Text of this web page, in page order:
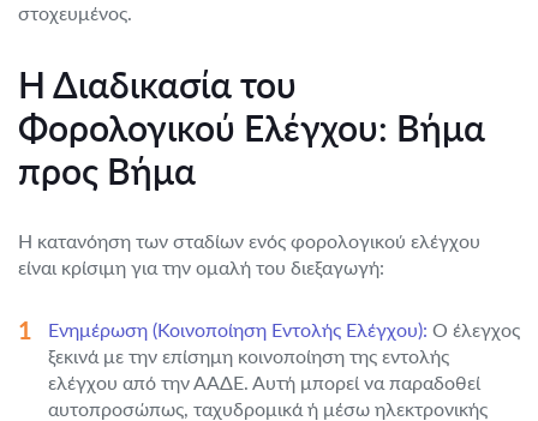
στοχευμένος.
Η Διαδικασία του
Φορολογικού Ελέγχου: Βήμα
προς Βήμα
Η κατανόηση των σταδίων ενός φορολογικού ελέγχου
είναι κρίσιμη για την ομαλή του διεξαγωγή:
Ενημέρωση (Κοινοποίηση Εντολής Ελέγχου): Ο έλεγχος
ξεκινά με την επίσημη κοινοποίηση της εντολής
ελέγχου από την ΑΑΔΕ. Αυτή μπορεί να παραδοθεί
αυτοπροσώπως, ταχυδρομικά ή μέσω ηλεκτρονικής